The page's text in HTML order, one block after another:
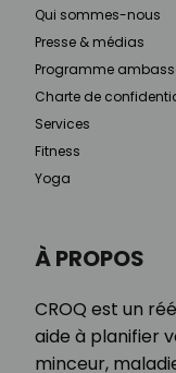
À PROPOS
CROQ est un
aide à planifier
minceur,
Qui sommes-nous
Presse & médias
Programme
Charte de
Services
Fitness
Yoga